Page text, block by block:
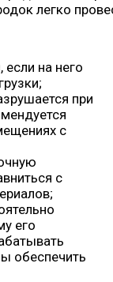
легко
на него
при
с
с
его
обеспечить